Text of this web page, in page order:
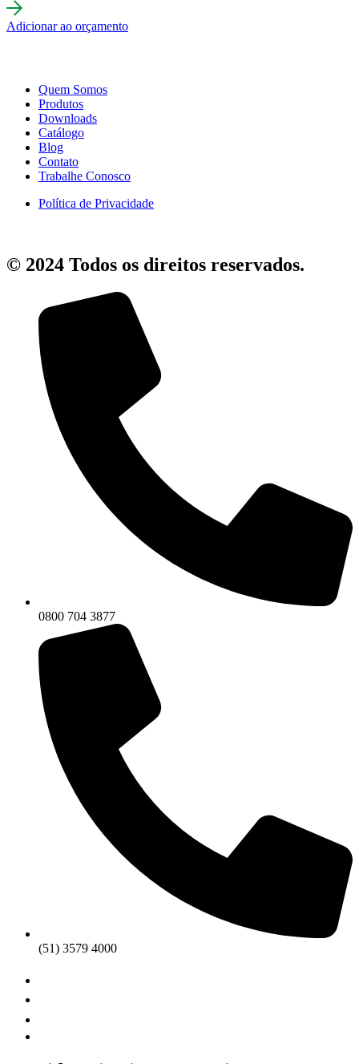
Adicionar ao orçamento
Quem Somos
Produtos
Downloads
Catálogo
Blog
Contato
Trabalhe Conosco
Política de Privacidade
© 2024 Todos os direitos reservados.
0800 704 3877
(51) 3579 4000